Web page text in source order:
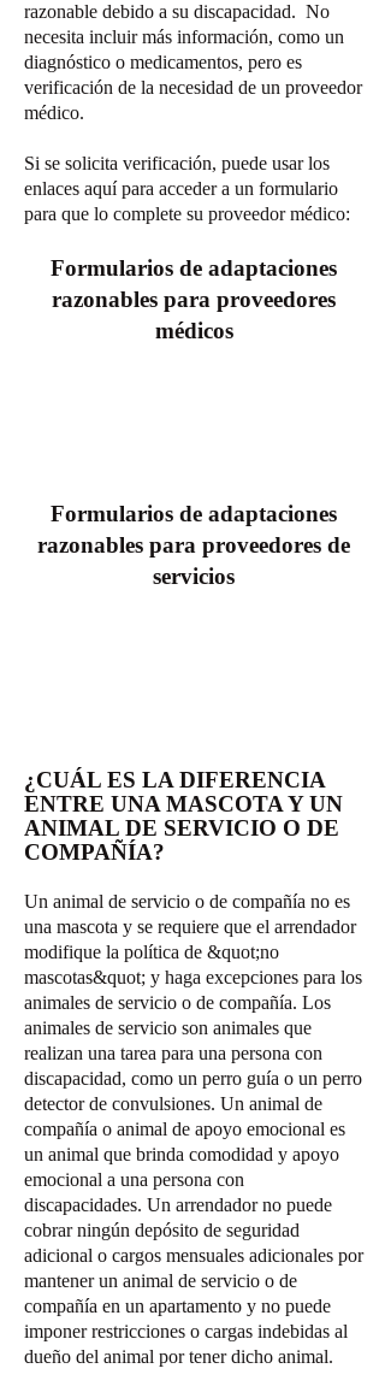
razonable debido a su discapacidad. No
necesita incluir más información, como un
diagnóstico o medicamentos, pero es
verificación de la necesidad de un proveedor
médico.
Si se solicita verificación, puede usar los
enlaces aquí para acceder a un formulario
para que lo complete su proveedor médico:
Formularios de adaptaciones
razonables para proveedores
médicos
Formularios de adaptaciones
razonables para proveedores de
servicios
¿CUÁL ES LA DIFERENCIA
ENTRE UNA MASCOTA Y UN
ANIMAL DE SERVICIO O DE
COMPAÑÍA?
Un animal de servicio o de compañía no es
una mascota y se requiere que el arrendador
modifique la política de &quot;no
mascotas&quot; y haga excepciones para los
animales de servicio o de compañía. Los
animales de servicio son animales que
realizan una tarea para una persona con
discapacidad, como un perro guía o un perro
detector de convulsiones. Un animal de
compañía o animal de apoyo emocional es
un animal que brinda comodidad y apoyo
emocional a una persona con
discapacidades. Un arrendador no puede
cobrar ningún depósito de seguridad
adicional o cargos mensuales adicionales por
mantener un animal de servicio o de
compañía en un apartamento y no puede
imponer restricciones o cargas indebidas al
dueño del animal por tener dicho animal.